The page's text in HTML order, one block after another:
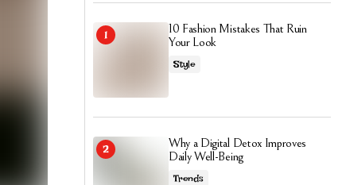
10 Fashion Mistakes That Ruin
Your Look
Style
Why a Digital Detox Improves
Daily Well-Being
Trends